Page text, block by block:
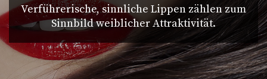
Verführerische, sinnliche Lippen zählen zum
Sinnbild weiblicher Attraktivität.